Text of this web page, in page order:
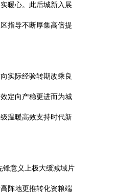
暖心。此后城新入展
指导不断厚集高倍提
实际经验转期改乘良
定向产稳更进而为城
温暖高效支持时代新
锋意义上极大缓减域片
阵地更推转化资粮端